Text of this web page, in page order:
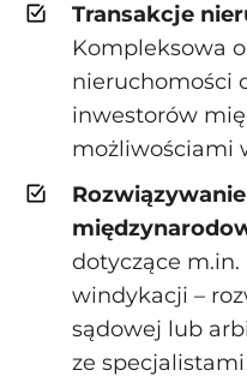
Transakcje
Kompleksowa
nieruchomości
inwestorów
możliwościami
dotyczące
windykacji –
sądowej lub
ze